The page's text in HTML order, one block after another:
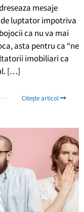
mesaje
luptator impotriva
ca nu va mai
asta pentru ca “ne
imobiliari ca
[…]
Citește articol